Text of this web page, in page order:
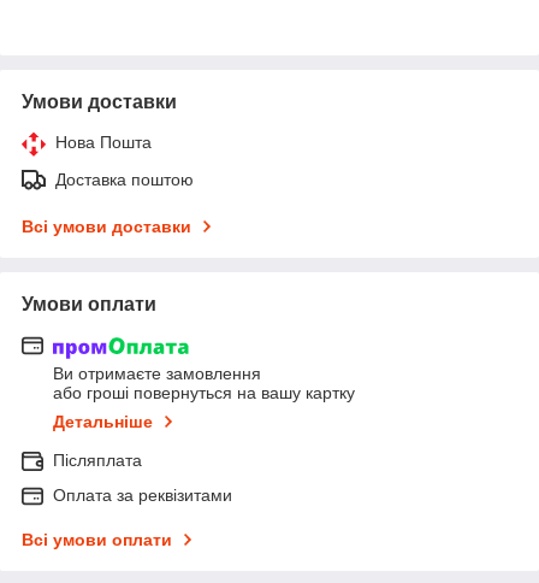
Умови доставки
Нова Пошта
Доставка поштою
Всі умови доставки
Умови оплати
Ви отримаєте замовлення
або гроші повернуться на вашу картку
Детальніше
Післяплата
Оплата за реквізитами
Всі умови оплати